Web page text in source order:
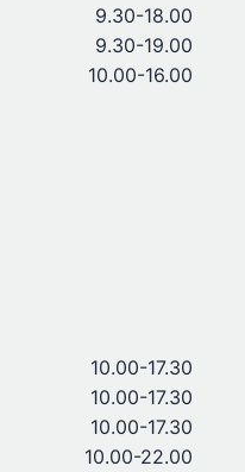
9.30-18.00
9.30-19.00
10.00-16.00
10.00-17.30
10.00-17.30
10.00-17.30
10.00-22.00